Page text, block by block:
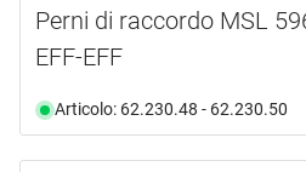
Perni di raccordo MSL
EFF-EFF
Articolo: 62.230.48 - 62.230.50